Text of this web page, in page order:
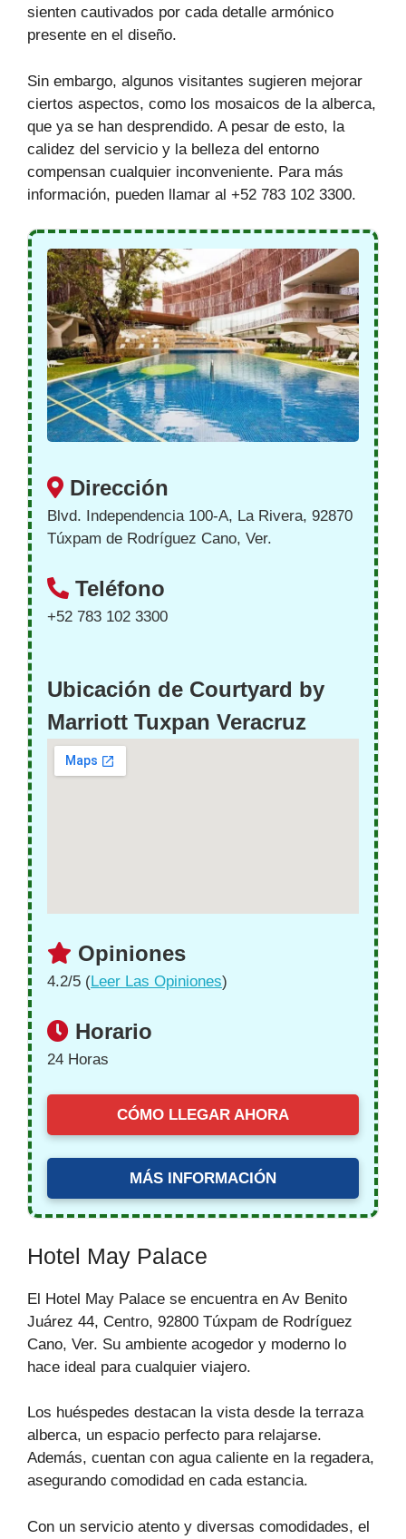
sienten cautivados por cada detalle armónico
presente en el diseño.
Sin embargo, algunos visitantes sugieren mejorar
ciertos aspectos, como los mosaicos de la alberca,
que ya se han desprendido. A pesar de esto, la
calidez del servicio y la belleza del entorno
compensan cualquier inconveniente. Para más
información, pueden llamar al +52 783 102 3300.
Dirección
Blvd. Independencia 100-A, La Rivera, 92870
Túxpam de Rodríguez Cano, Ver.
Teléfono
+52 783 102 3300
Ubicación de Courtyard by
Marriott Tuxpan Veracruz
Opiniones
4.2/5 (Leer Las Opiniones)
Horario
24 Horas
CÓMO LLEGAR AHORA
MÁS INFORMACIÓN
Hotel May Palace
El Hotel May Palace se encuentra en Av Benito
Juárez 44, Centro, 92800 Túxpam de Rodríguez
Cano, Ver. Su ambiente acogedor y moderno lo
hace ideal para cualquier viajero.
Los huéspedes destacan la vista desde la terraza
alberca, un espacio perfecto para relajarse.
Además, cuentan con agua caliente en la regadera,
asegurando comodidad en cada estancia.
Con un servicio atento y diversas comodidades, el